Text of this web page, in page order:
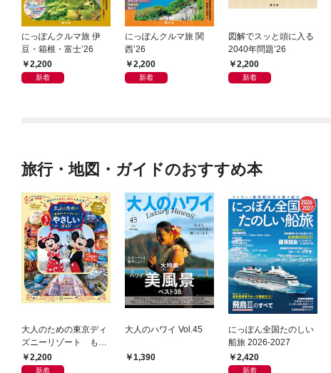
にっぽんクルマ旅 伊
豆・箱根・富士’26
2,200
新着
にっぽんクルマ旅 関
西’26
2,200
新着
図解でスッと頭に入る
2040年問題’26
2,200
新着
旅行・地図・ガイドのおすすめ本
大人のための東京ディ
ズニーリゾート もっ
とやさしいガイド
2,200
新着
大人のハワイ Vol.45
1,390
にっぽん全国たのしい
船旅 2026-2027
2,420
新着